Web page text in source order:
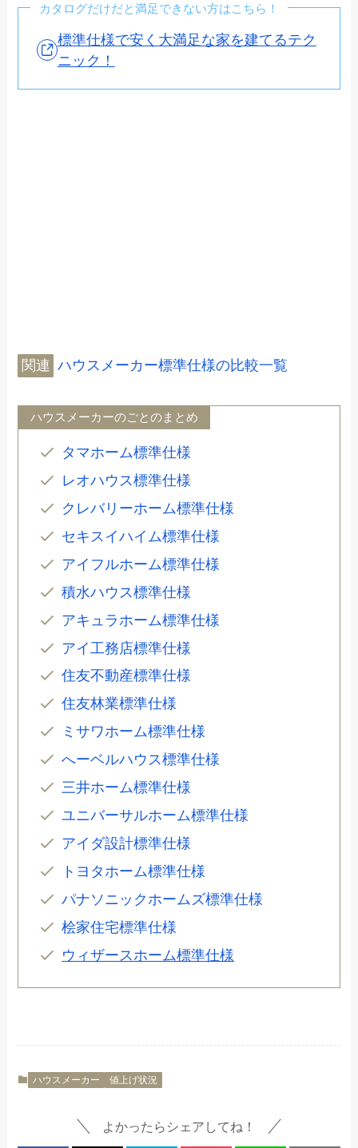
カタログだけだと満足できない方はこちら！
標準仕様で安く大満足な家を建てるテク
ニック！
関連 ハウスメーカー標準仕様の比較一覧
ハウスメーカーのごとのまとめ
タマホーム標準仕様
レオハウス標準仕様
クレバリーホーム標準仕様
セキスイハイム標準仕様
アイフルホーム標準仕様
積水ハウス標準仕様
アキュラホーム標準仕様
アイ工務店標準仕様
住友不動産標準仕様
住友林業標準仕様
ミサワホーム標準仕様
へーベルハウス標準仕様
三井ホーム標準仕様
ユニバーサルホーム標準仕様
アイダ設計標準仕様
トヨタホーム標準仕様
パナソニックホームズ標準仕様
桧家住宅標準仕様
ウィザースホーム標準仕様
ハウスメーカー 値上げ状況
よかったらシェアしてね！